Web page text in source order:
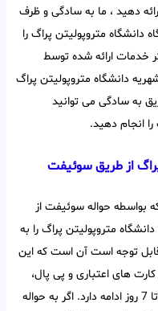
دهید ، ما به سادگی و ظرف
متروپولیتن پراگ را
خدمات ارائه شده توسط
دانشگاه متروپولیتن پراگ
به سادگی می توانید
انجام دهید.
از طریق سوئیفت
بواسطه حواله سوئیفت از
دانشگاه متروپولیتن پراگ را به
قابل توجه است آن است که این
های اعتباری و پی پال،
زمان بیشتری می برد و معمولا این مدت تا 7 روز ادامه دارد. اگر به حواله